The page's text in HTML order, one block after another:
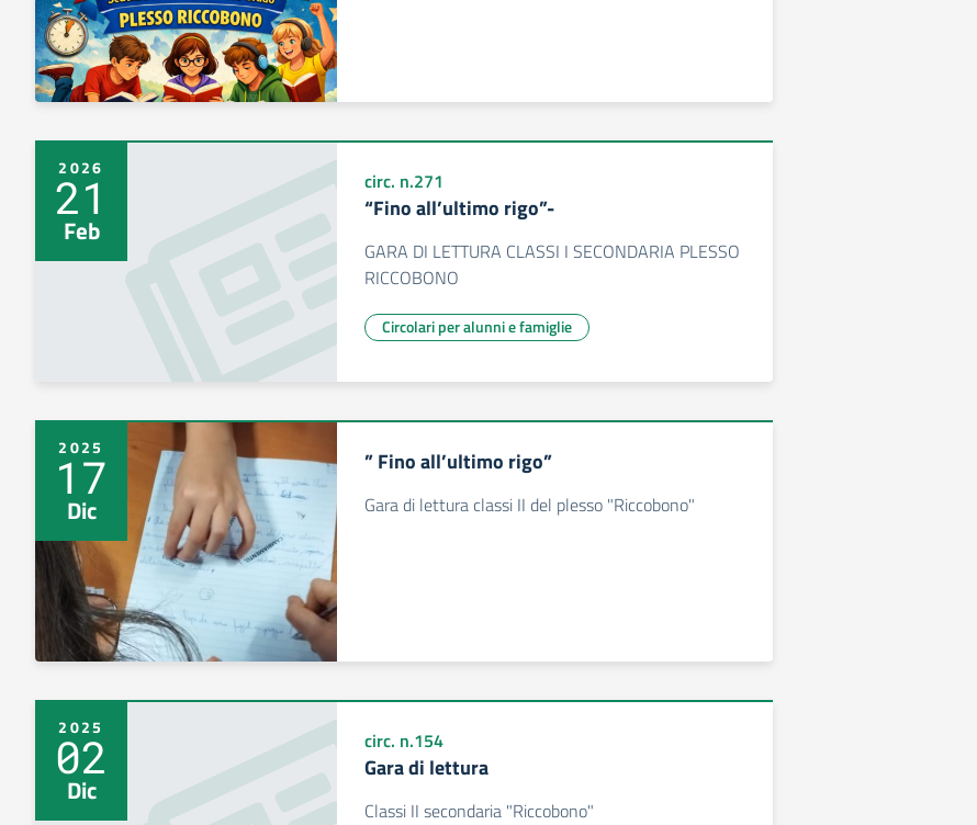
2026
21
Feb
circ. n.271
“Fino all’ultimo rigo”-
GARA DI LETTURA CLASSI I SECONDARIA PLESSO
RICCOBONO
Circolari per alunni e famiglie
2025
17
Dic
” Fino all’ultimo rigo”
Gara di lettura classi II del plesso "Riccobono"
2025
02
Dic
circ. n.154
Gara di lettura
Classi II secondaria "Riccobono"